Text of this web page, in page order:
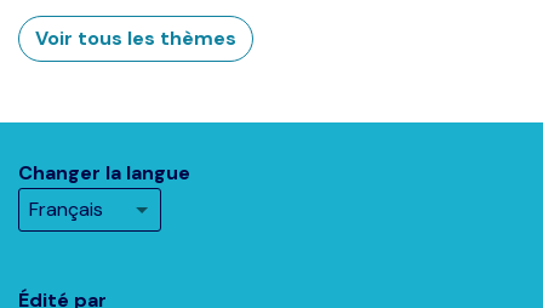
Voir tous les thèmes
Édité par
Changer la langue